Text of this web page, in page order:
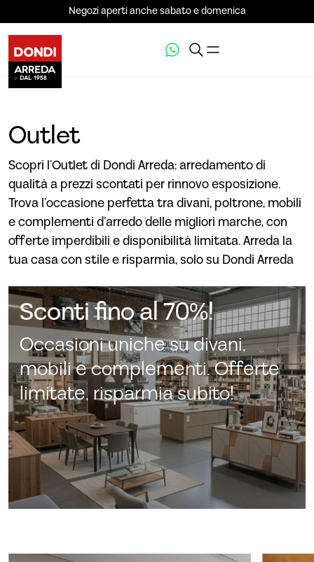
Negozi aperti anche sabato e domenica
Outlet
Scopri l’Outlet di Dondi Arreda: arredamento di
qualità a prezzi scontati per rinnovo esposizione.
Trova l’occasione perfetta tra divani, poltrone, mobili
e complementi d’arredo delle migliori marche, con
offerte imperdibili e disponibilità limitata. Arreda la
tua casa con stile e risparmia, solo su Dondi Arreda
Sconti fino al 70%!
Occasioni uniche su divani,
mobili e complementi. Offerte
limitate, risparmia subito!